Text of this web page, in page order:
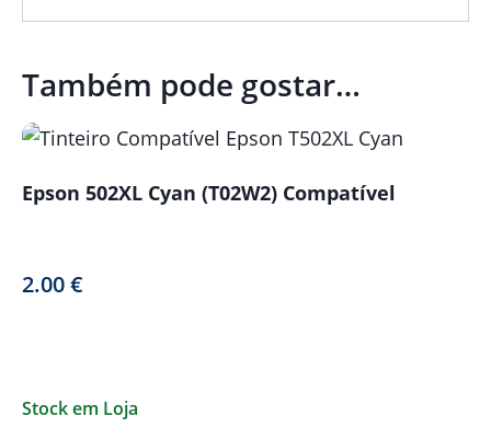
Também pode gostar…
Epson 502XL Cyan (T02W2) Compatível
2.00€
Stock em Loja